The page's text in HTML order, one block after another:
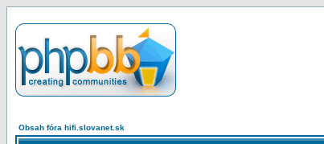
Obsah fóra hifi.slovanet.sk